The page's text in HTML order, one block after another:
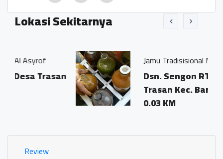
Lokasi Sekitarnya
Jamu Tradisisional Madun
Dsn. Sengon RT04/03 Ds.
Trasan Kec. Bandongan
0.03 KM
Review